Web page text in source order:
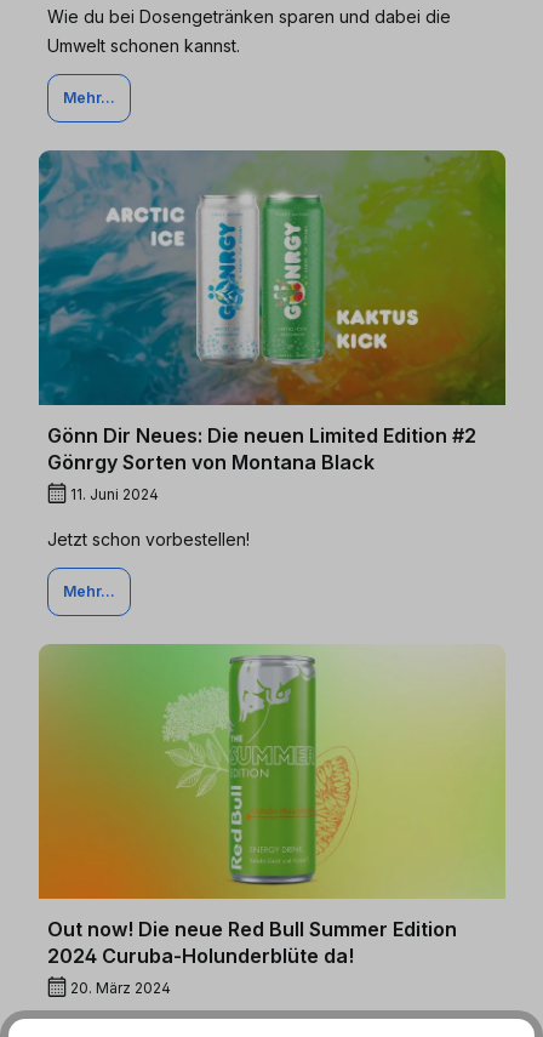
Wie du bei Dosengetränken sparen und dabei die
Umwelt schonen kannst.
Mehr...
Gönn Dir Neues: Die neuen Limited Edition #2
Gönrgy Sorten von Montana Black
11. Juni 2024
Jetzt schon vorbestellen!
Mehr...
Out now! Die neue Red Bull Summer Edition
2024 Curuba-Holunderblüte da!
20. März 2024